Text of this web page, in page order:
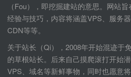
（Fou），即挖掘建站的意思。网站旨
经验与技巧，内容将涵盖VPS、服务
CDN等等。
关于站长（Qi），2008年开始混迹于
的草根站长。后来自己摸爬滚打开始潜
VPS、域名等新鲜事物，同时也愿意